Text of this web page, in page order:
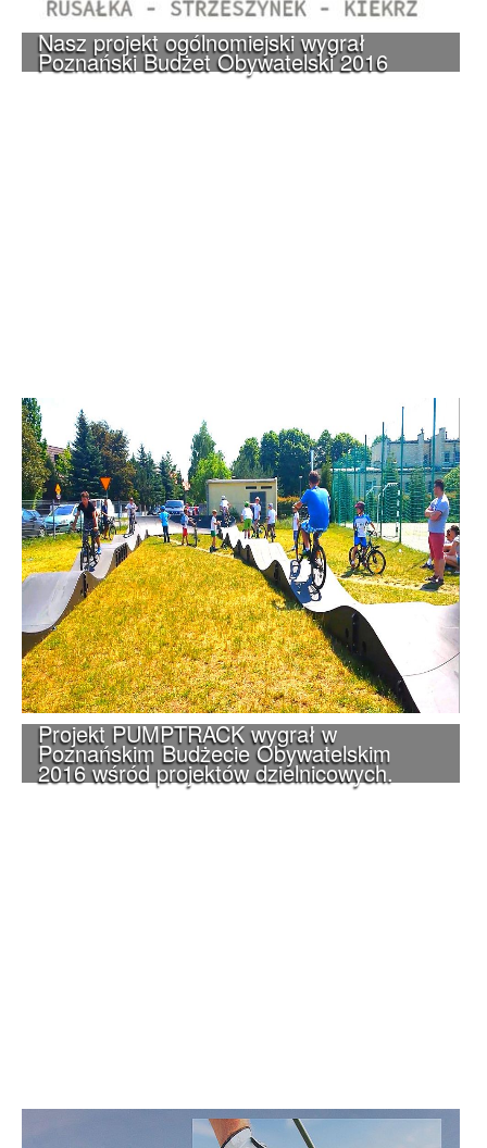
Nasz projekt ogólnomiejski wygrał
Poznański Budżet Obywatelski 2016
Projekt PUMPTRACK wygrał w
Poznańskim Budżecie Obywatelskim
2016 wśród projektów dzielnicowych.